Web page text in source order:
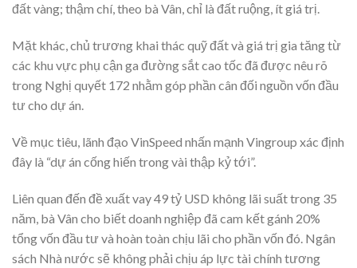
đất vàng; thậm chí, theo bà Vân, chỉ là đất ruộng, ít giá trị.
Mặt khác, chủ trương khai thác quỹ đất và giá trị gia tăng từ
các khu vực phụ cận ga đường sắt cao tốc đã được nêu rõ
trong Nghị quyết 172 nhằm góp phần cân đối nguồn vốn đầu
tư cho dự án.
Về mục tiêu, lãnh đạo VinSpeed nhấn mạnh Vingroup xác định
đây là “dự án cống hiến trong vài thập kỷ tới”.
Liên quan đến đề xuất vay 49 tỷ USD không lãi suất trong 35
năm, bà Vân cho biết doanh nghiệp đã cam kết gánh 20%
tổng vốn đầu tư và hoàn toàn chịu lãi cho phần vốn đó. Ngân
sách Nhà nước sẽ không phải chịu áp lực tài chính tương